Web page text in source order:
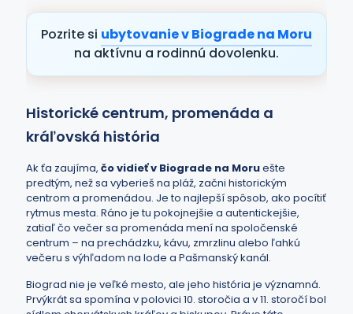
Pozrite si ubytovanie v Biograde na Moru
na aktívnu a rodinnú dovolenku.
Historické centrum, promenáda a
kráľovská história
Ak ťa zaujíma, čo vidieť v Biograde na Moruešte
predtým, než sa vyberieš na pláž, začni historickým
centrom a promenádou. Je to najlepší spôsob, ako pocítiť
rytmus mesta. Ráno je tu pokojnejšie a autentickejšie,
zatiaľ čo večer sa promenáda mení na spoločenské
centrum – na prechádzku, kávu, zmrzlinu alebo ľahkú
večeru s výhľadom na lode a Pašmanský kanál.
Biograd nie je veľké mesto, ale jeho história je významná.
Prvýkrát sa spomína v polovici 10. storočia a v 11. storočí bol